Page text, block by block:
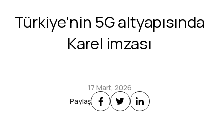
Türkiye'nin 5G altyapısında
Karel imzası
17 Mart, 2026
Paylaş